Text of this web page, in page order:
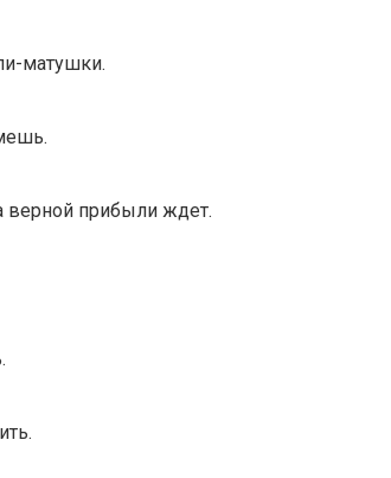
матушки.
верной прибыли ждет.